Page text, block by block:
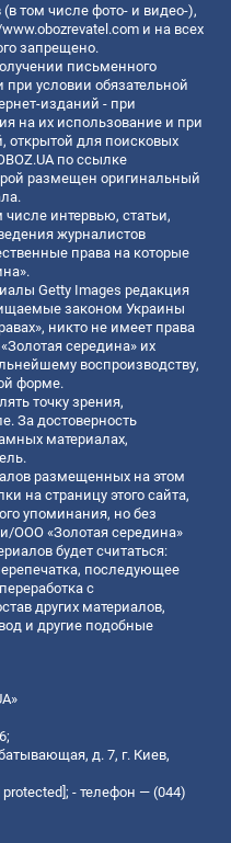
том числе фото- и видео-),
и на всех
запрещено.
письменного
условии обязательной
изданий - при
на их использование и при
открытой для поисковых
по ссылке
размещен оригинальный
интервью, статьи,
журналистов
права на которые
Getty Images редакция
законом Украины
никто не имеет права
середина» их
воспроизводству,
форме.
точку зрения,
За достоверность
материалах,
размещенных на этом
на страницу этого сайта,
упоминания, но без
ООО «Золотая середина»
будет считаться:
последующее
с
других материалов,
и другие подобные
д. 7, г. Киев,
protected]; - телефон — (044)